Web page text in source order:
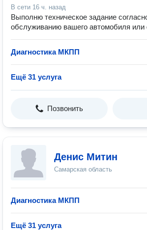
В сети 16 ч. назад
Выполню техническое задание
обслуживанию вашего автомобиля или
Диагностика МКПП
Ещё 31 услуга
Позвонить
Денис Митин
Самарская область
Диагностика МКПП
Ещё 31 услуга